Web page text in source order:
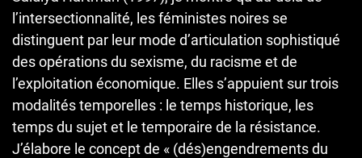
l’intersectionnalité, les féministes noires se
distinguent par leur mode d’articulation sophistiqué
des opérations du sexisme, du racisme et de
l’exploitation économique. Elles s’appuient sur trois
modalités temporelles : le temps historique, les
temps du sujet et le temporaire de la résistance.
J’élabore le concept de « (dés)engendrements du